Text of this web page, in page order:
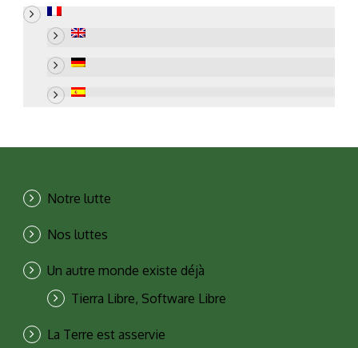
Notre lutte
Nos luttes
Un autre monde existe déjà
Tierra Libre, Software Libre
La Terre est asservie